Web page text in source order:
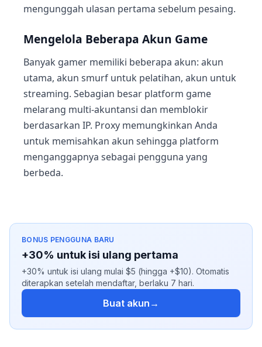
mengunggah ulasan pertama sebelum pesaing.
Mengelola Beberapa Akun Game
Banyak gamer memiliki beberapa akun: akun
utama, akun smurf untuk pelatihan, akun untuk
streaming. Sebagian besar platform game
melarang multi-akuntansi dan memblokir
berdasarkan IP. Proxy memungkinkan Anda
untuk memisahkan akun sehingga platform
menganggapnya sebagai pengguna yang
berbeda.
BONUS PENGGUNA BARU
+30% untuk isi ulang pertama
+30% untuk isi ulang mulai $5 (hingga +$10). Otomatis
diterapkan setelah mendaftar, berlaku 7 hari.
Buat akun →